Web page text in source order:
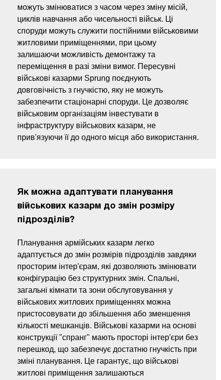
можуть змінюватися з часом через зміну місій,
циклів навчання або чисельності військ. Ці
споруди можуть служити постійними військовими
житловими приміщеннями, при цьому
залишаючи можливість демонтажу та
переміщення в разі зміни вимог. Пересувні
військові казарми Sprung поєднують
довговічність з гнучкістю, яку не можуть
забезпечити стаціонарні споруди. Це дозволяє
військовим організаціям інвестувати в
інфраструктуру військових казарм, не
прив'язуючи її до одного місця або використання.
Як можна адаптувати планування
військових казарм до змін розміру
підрозділів?
Планування армійських казарм легко
адаптується до змін розмірів підрозділів завдяки
просторим інтер'єрам, які дозволяють змінювати
конфігурацію без структурних змін. Спальні,
загальні кімнати та зони обслуговування у
військових житлових приміщеннях можна
пристосовувати до збільшення або зменшення
кількості мешканців. Військові казарми на основі
конструкції "спранг" мають просторі інтер'єри без
перешкод, що забезпечує достатню гнучкість при
зміні планування. Це гарантує, що військові
житлові приміщення залишаються